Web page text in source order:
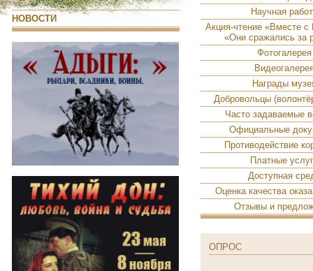
НОВОСТИ
Научная
Акция-чтение «Вместе
«Они сражались за
Фотогалерея
Награды
Добровольцы
Часто задаваемые
Официальные
Противодействие
Платные
Доступная
Оценка качества
Отзывы и
ОПРОС